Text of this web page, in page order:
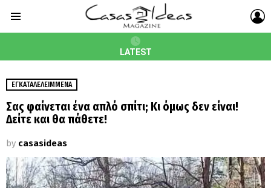
LATEST
ΕΓΚΑΤΑΛΕΛΕΙΜΜΈΝΑ
Σας φαίνεται ένα απλό σπίτι; Κι όμως δεν είναι!
Δείτε και θα πάθετε!
by casasideas